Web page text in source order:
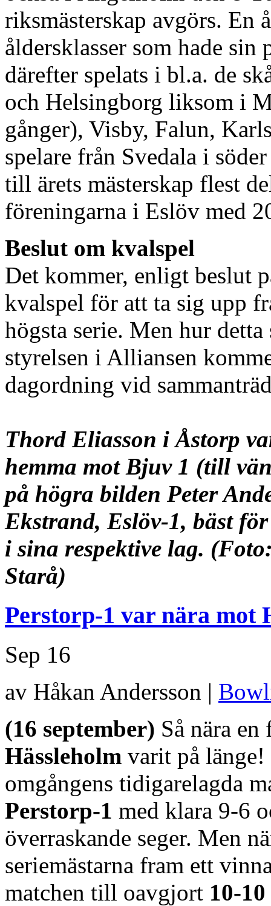
riksmästerskap avgörs.
åldersklasser som hade
därefter spelats i bl.a. de
och Helsingborg liksom i
gånger), Visby, Falun,
spelare från Svedala i
till ärets mästerskap flest
föreningarna i Eslöv med
Beslut om kvalspel
Det kommer, enligt beslut
kvalspel för att ta sig upp
högsta serie. Men hur
styrelsen i Alliansen
dagordning vid
Thord Eliasson i Åstorp
hemma mot Bjuv 1 (till
på högra bilden Peter
Ekstrand, Eslöv-1, bäst
i sina respektive lag.
Starå)
Perstorp-1 var nära mot
Sep 16
av Håkan Andersson |
(16 september) Så nära
Hässleholm varit på
omgångens tidigarelagda
Perstorp-1 med klara 9-6
överraskande seger. Men
seriemästarna fram ett
matchen till oavgjort 10-